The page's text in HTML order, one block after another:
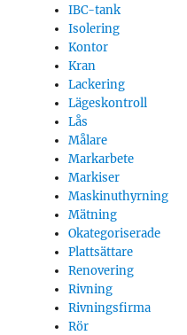
IBC-tank
Isolering
Kontor
Kran
Lackering
Lägeskontroll
Lås
Målare
Markarbete
Markiser
Maskinuthyrning
Mätning
Okategoriserade
Plattsättare
Renovering
Rivning
Rivningsfirma
Rör